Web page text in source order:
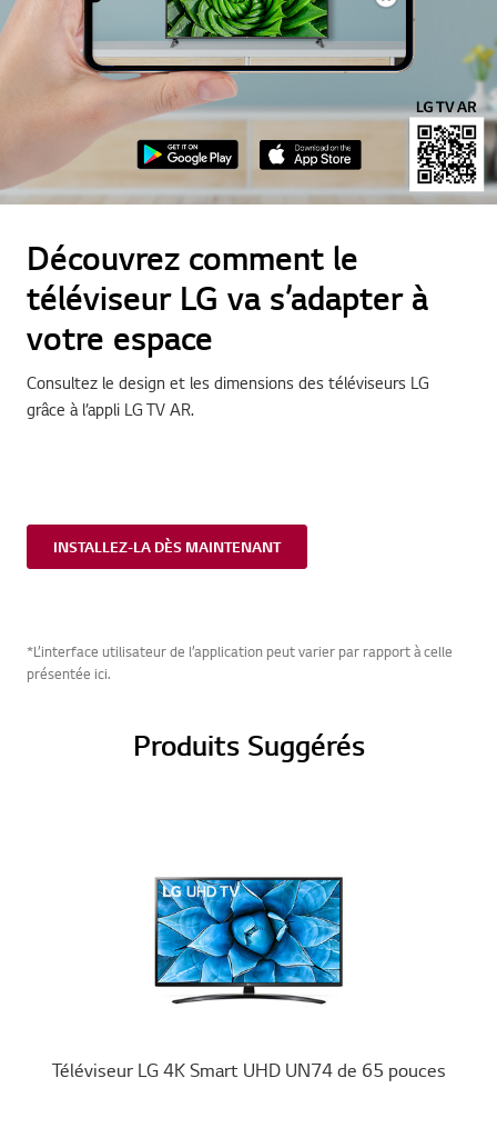
Découvrez comment le
téléviseur LG va s’adapter à
votre espace
Consultez le design et les dimensions des téléviseurs LG
grâce à l’appli LG TV AR.
INSTALLEZ-LA DÈS MAINTENANT
*L’interface utilisateur de l’application peut varier par rapport à celle
présentée ici.
Produits Suggérés
Téléviseur LG 4K Smart UHD UN74 de 65 pouces